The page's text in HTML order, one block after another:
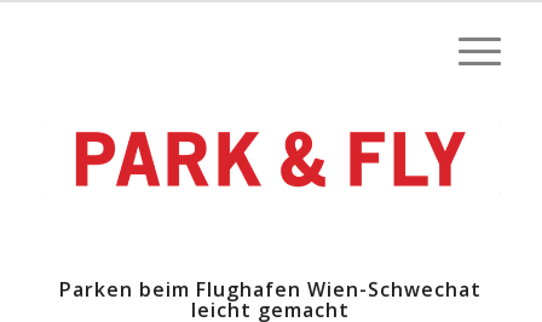
Parken beim Flughafen Wien-Schwechat
leicht gemacht